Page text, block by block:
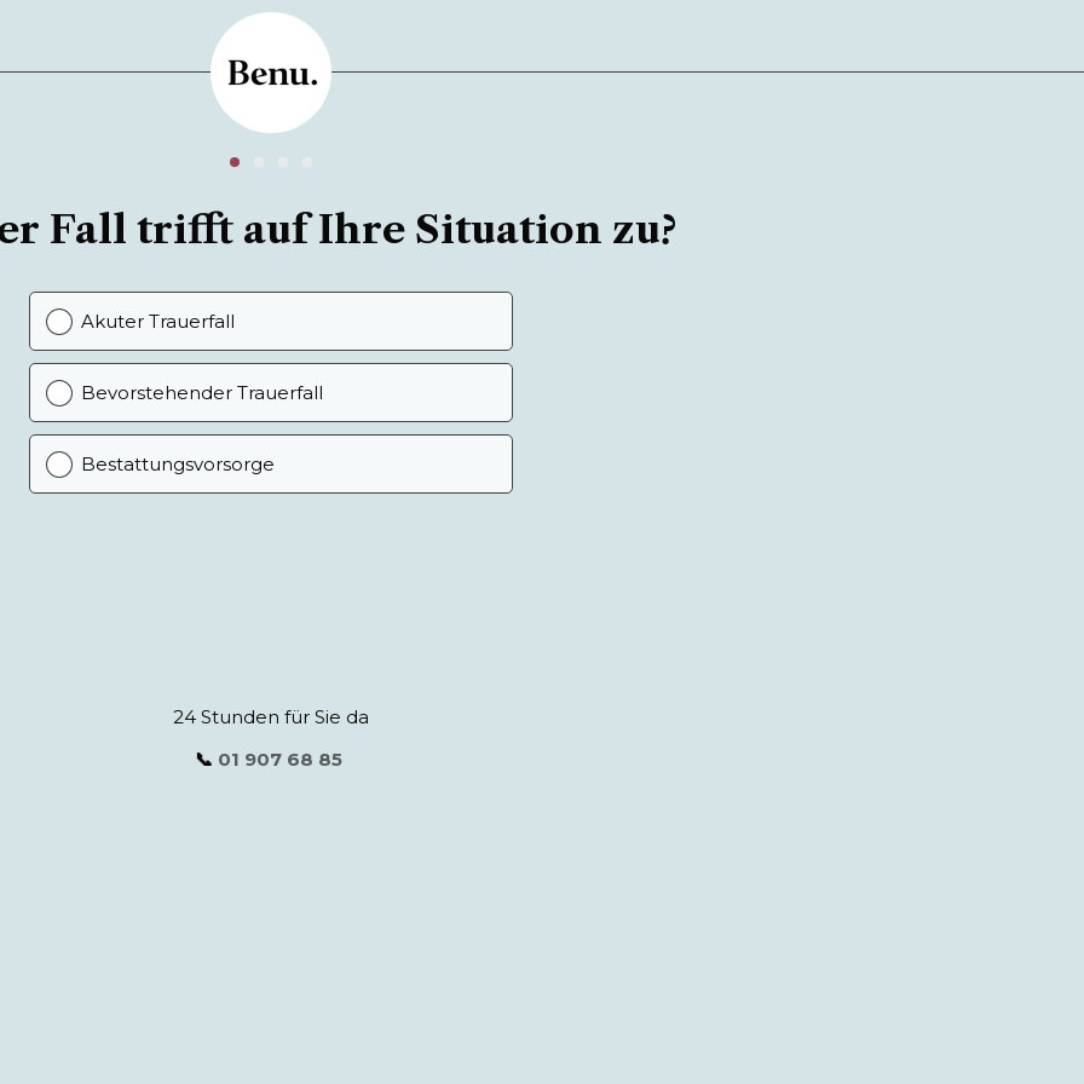
Fall trifft auf Ihre Situation zu?
Akuter Trauerfall
Bevorstehender Trauerfall
Bestattungsvorsorge
24 Stunden für Sie da
📞 01 907 68 85